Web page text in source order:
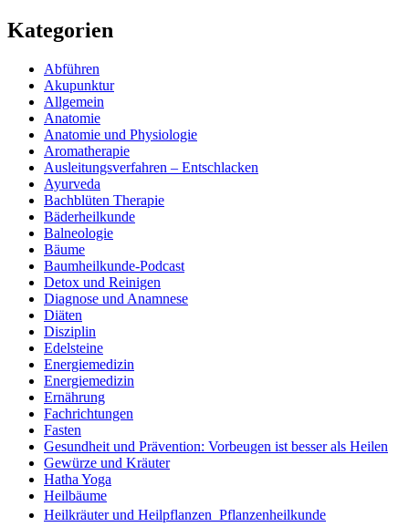
Kategorien
Abführen
Akupunktur
Allgemein
Anatomie
Anatomie und Physiologie
Aromatherapie
Ausleitungsverfahren – Entschlacken
Ayurveda
Bachblüten Therapie
Bäderheilkunde
Balneologie
Bäume
Baumheilkunde-Podcast
Detox und Reinigen
Diagnose und Anamnese
Diäten
Disziplin
Edelsteine
Energiemedizin
Energiemedizin
Ernährung
Fachrichtungen
Fasten
Gesundheit und Prävention: Vorbeugen ist besser als Heilen
Gewürze und Kräuter
Hatha Yoga
Heilbäume
Heilkräuter und Heilpflanzen  Pflanzenheilkunde